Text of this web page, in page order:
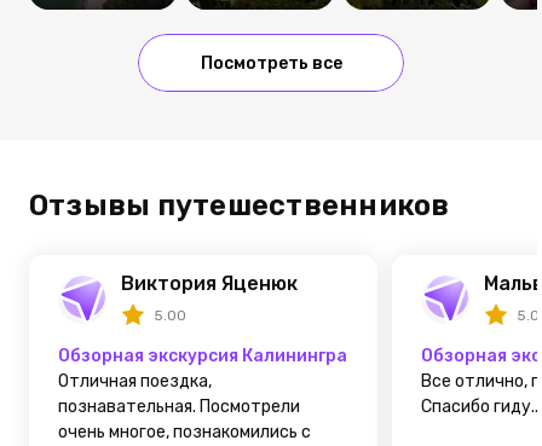
Посмотреть все
Отзывы путешественников
Виктория Яценюк
5.00
Обзорная экскурсия Калининград - Кёнигсберг
Отличная поездка,
познавательная. Посмотрели
очень многое, познакомились с
Обзорная
Все отлично,
Спасибо гиду...